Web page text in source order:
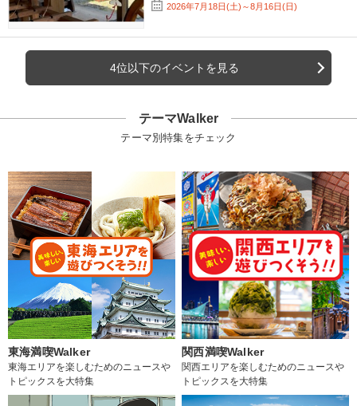
2026年7月18日(土)～8月16日(日)
4位以下のイベントを見る
テーマWalker
テーマ別特集をチェック
東海満喫Walker
東海エリアを楽しむためのニュースや
トピックスを大特集
関西満喫Walker
関西エリアを楽しむためのニュースや
トピックスを大特集